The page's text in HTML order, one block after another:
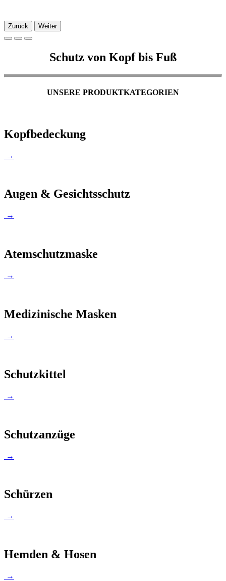
Zurück Weiter
Schutz von Kopf bis Fuß
UNSERE PRODUKTKATEGORIEN
Kopfbedeckung
→
Augen & Gesichtsschutz
→
Atemschutzmaske
→
Medizinische Masken
→
Schutzkittel
→
Schutzanzüge
→
Schürzen
→
Hemden & Hosen
→